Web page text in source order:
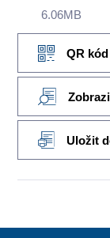
6.06MB
QR kód
Uložit